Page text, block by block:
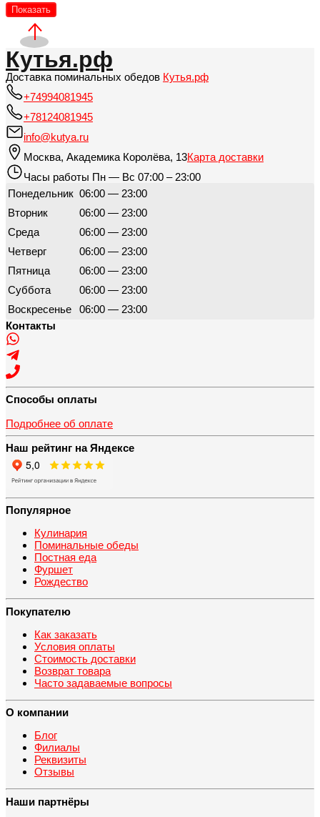
Показать
Кутья.рф
Доставка поминальных обедов Кутья.рф
+74994081945
+78124081945
info@kutya.ru
Москва, Академика Королёва, 13Карта доставки
Часы работы Пн — Вс 07:00 – 23:00
Понедельник 06:00 — 23:00
Вторник
06:00 — 23:00
Среда
06:00 — 23:00
Четверг
06:00 — 23:00
Пятница
06:00 — 23:00
Суббота
06:00 — 23:00
Воскресенье
06:00 — 23:00
Контакты
Способы оплаты
Подробнее об оплате
Наш рейтинг на Яндексе
Популярное
Кулинария
Поминальные обеды
Постная еда
Фуршет
Рождество
Покупателю
Как заказать
Условия оплаты
Стоимость доставки
Возврат товара
Часто задаваемые вопросы
О компании
Блог
Филиалы
Реквизиты
Отзывы
Наши партнёры